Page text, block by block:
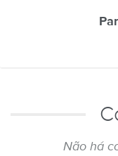
Não há